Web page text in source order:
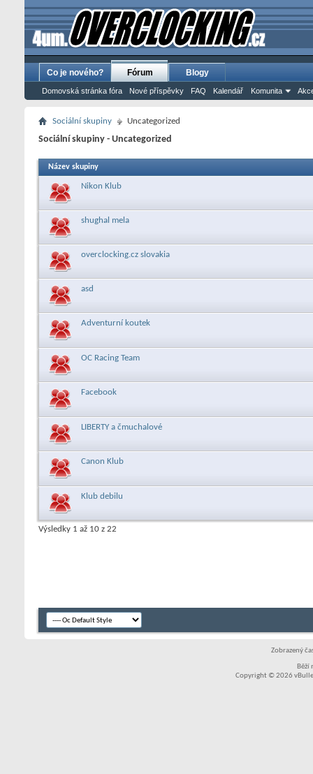
Co je nového? Fórum
Domovská stránka fóra Nové příspěvky FAQ Kalendář Komunita
Blogy
Sociální skupiny Uncategorized
Sociální skupiny - Uncategorized
Název skupiny
Nikon Klub
shughal mela
overclocking.cz slovakia
asd
Adventurní koutek
OC Racing Team
Facebook
LIBERTY a čmuchalové
Canon Klub
Klub debilu
Výsledky 1 až 10 z 22
Zobrazený
Běží
Copyright © 2026